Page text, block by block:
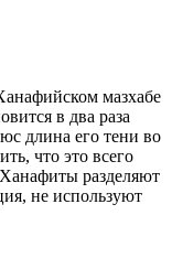
мазхабе
в два раза
длина его тени во
что это всего
разделяют
не используют